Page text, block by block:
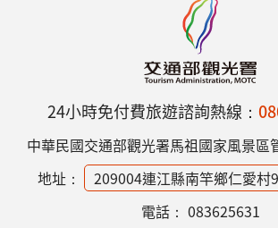
24小時免付費旅遊諮詢熱線：
中華民國交通部觀光署馬祖國家風景區
地址：
209004連江縣南竿鄉仁愛村
電話： 083625631